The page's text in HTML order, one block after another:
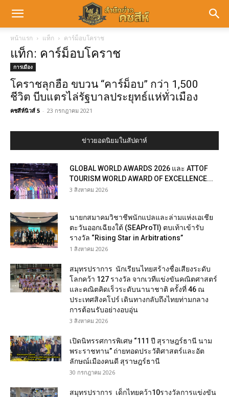
หน้าแรก แท็ก คาร์ม็อบโคราช
แท็ก: คาร์ม็อบโคราช
การเมือง
โคราชลุกฮือ ขบวน “คาร์ม็อบ” กว่า 1,500
ชีวิต บีบแตรไล่รัฐบาลประยุทธ์แห่ทั่วเมือง
คชสีห์นิวส์ 5 - 23 กรกฎาคม 2021
ข่าวยอดนิยมในสัปดาห์
GLOBAL WORLD AWARDS 2026 และ ATTOF
TOURISM WORLD AWARD OF EXCELLENCE...
3 สิงหาคม 2026
นายกสมาคมวิชาชีพนักแปลและล่ามแห่งเอเชีย
ตะวันออกเฉียงใต้ (SEAProTI) ตบเท้าเข้ารับ
รางวัล “Rising Star in Arbitrations”
1 สิงหาคม 2026
สมุทรปราการ นักเรียนไทยสร้างชื่อเสียงระดับ
โลกคว้า 127 รางวัล จากเวทีแข่งขันคณิตศาสตร์
และคณิตคิดเร็วระดับนานาชาติ ครั้งที่ 46 ณ
ประเทศสิงคโปร์ เดินทางกลับถึงไทยท่ามกลาง
การต้อนรับอย่างอบอุ่น
3 สิงหาคม 2026
เปิดนิทรรศการพิเศษ “111 ปี สุราษฎร์ธานี นาม
พระราชทาน” ถ่ายทอดประวัติศาสตร์และอัต
ลักษณ์เมืองคนดี สุราษฎร์ธานี
30 กรกฎาคม 2026
สมุทรปราการ เด็กไทยคว้า10รางวัลการแข่งขัน